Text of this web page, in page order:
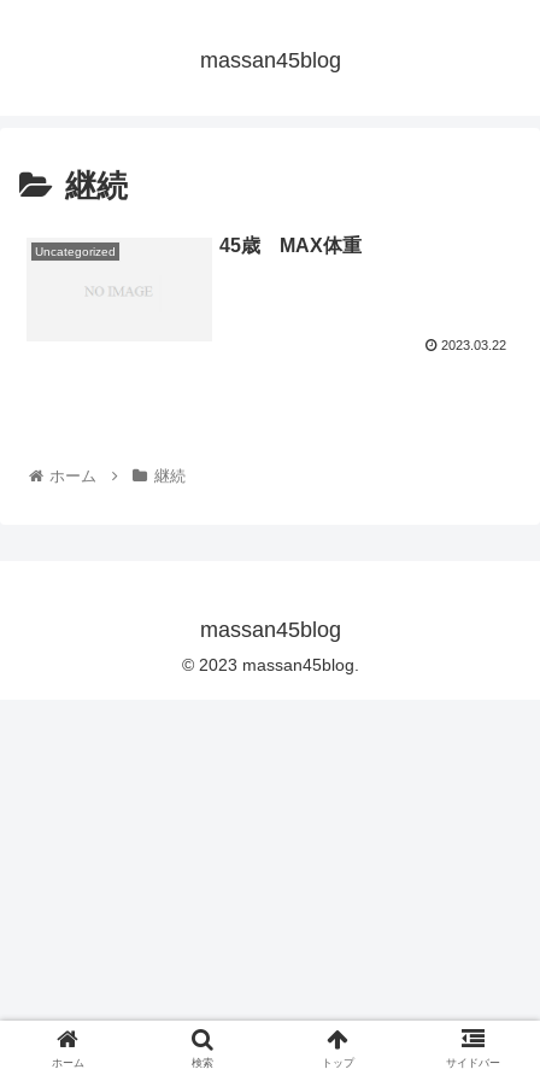
massan45blog
継続
Uncategorized 45歳 MAX体重
2023.03.22
ホーム 継続
massan45blog
© 2023 massan45blog.
ホーム 検索 トップ サイドバー